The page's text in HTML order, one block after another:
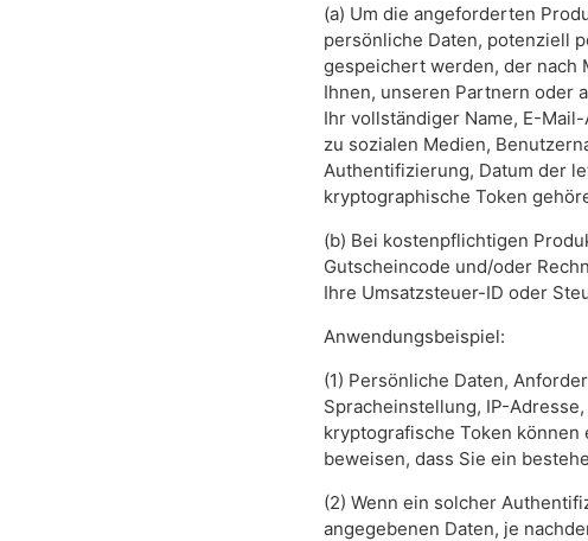
(a) Um die angeforderten
persönliche Daten, potenziell
gespeichert werden, der nach
Ihnen, unseren Partnern oder
Ihr vollständiger Name, E-
zu sozialen Medien,
Authentifizierung, Datum der
kryptographische Token
(b) Bei kostenpflichtigen
Gutscheincode und/oder
Ihre Umsatzsteuer-ID oder
Anwendungsbeispiel:
(1) Persönliche Daten,
Spracheinstellung, IP-
kryptografische Token
beweisen, dass Sie ein
(2) Wenn ein solcher
angegebenen Daten, je